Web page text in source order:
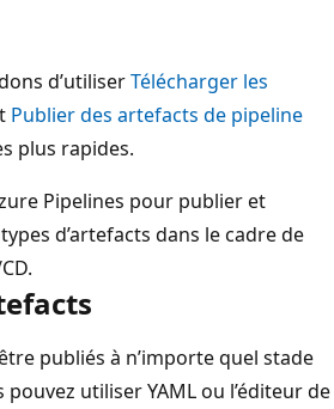
d’utiliserTélécharger les
Publier des artefacts de pipeline
plus rapides.
Pipelines pour publier et
d’artefacts dans le cadre de
publiés à n’importe quel stade
utiliser YAML ou l’éditeur de